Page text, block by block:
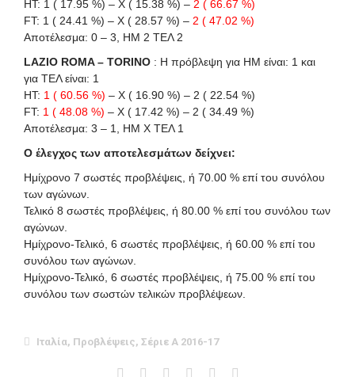
HT: 1 ( 17.95 %) – X ( 15.38 %) – 2 ( 66.67 %)
FT: 1 ( 24.41 %) – X ( 28.57 %) – 2 ( 47.02 %)
Αποτέλεσμα: 0 – 3, ΗΜ 2 ΤΕΛ 2
LAZIO ROMA – TORINO : Η πρόβλεψη για HΜ είναι: 1 και
για ΤΕΛ είναι: 1
HT: 1 ( 60.56 %) – X ( 16.90 %) – 2 ( 22.54 %)
FT: 1 ( 48.08 %) – X ( 17.42 %) – 2 ( 34.49 %)
Αποτέλεσμα: 3 – 1, ΗΜ X ΤΕΛ 1
Ο έλεγχος των αποτελεσμάτων δείχνει:
Ημίχρονο 7 σωστές προβλέψεις, ή 70.00 % επί του συνόλου
των αγώνων.
Τελικό 8 σωστές προβλέψεις, ή 80.00 % επί του συνόλου των
αγώνων.
Ημίχρονο-Τελικό, 6 σωστές προβλέψεις, ή 60.00 % επί του
συνόλου των αγώνων.
Ημίχρονο-Τελικό, 6 σωστές προβλέψεις, ή 75.00 % επί του
συνόλου των σωστών τελικών προβλέψεων.
Ιταλία, Προβλέψεις, Σέριε Α 2016-17